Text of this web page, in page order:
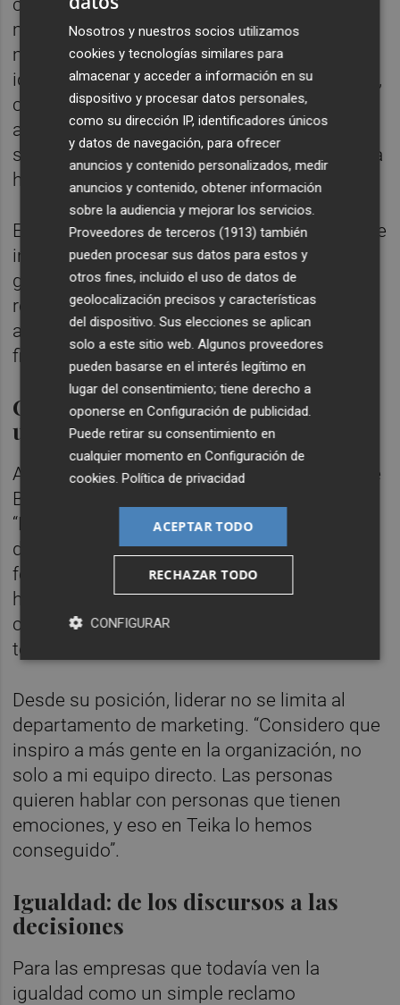
marketing o cómo debe expresarse una
marca liderada por una mujer. “Nos hemos
ido al otro extremo: un marketing emocional,
con una narrativa centrada en la igualdad, y
aunque me he sentido extraña a veces en el
sector, ha sido justamente eso lo que nos ha
hecho distintos”, señala.
Esa diferencia también ha sido una fuente de
inspiración para otras mujeres. “Una de las
grandes barreras ha sido la falta de
referentes. Ahora tenemos más, pero hace
años apenas teníamos mujeres en las que
fijarnos o de las que aprender”, reflexiona.
Cuidar a las personas también es
una estrategia de marca
Aunque los resultados importan, la visión de
Barber pone a las personas en el centro.
“Muchos nos preguntan cuál es el retorno
directo de campañas como la del deporte
femenino, pero no se trata de números. Lo
hacemos desde un lugar emocional, porque
creemos en ello, y sabemos que eso acaba
teniendo un impacto positivo”, explica.
Desde su posición, liderar no se limita al
departamento de marketing. “Considero que
inspiro a más gente en la organización, no
solo a mi equipo directo. Las personas
quieren hablar con personas que tienen
emociones, y eso en Teika lo hemos
conseguido”.
Igualdad: de los discursos a las
decisiones
Para las empresas que todavía ven la
igualdad como un simple reclamo
Nosotros y nuestros socios utilizamos
cookies y tecnologías similares para
almacenar y acceder a información en su
dispositivo y procesar datos personales,
como su dirección IP, identificadores únicos
y datos de navegación, para ofrecer
anuncios y contenido personalizados, medir
anuncios y contenido, obtener información
sobre la audiencia y mejorar los servicios.
Proveedores de terceros (1913) también
pueden procesar sus datos para estos y
otros fines, incluido el uso de datos de
geolocalización precisos y características
del dispositivo. Sus elecciones se aplican
solo a este sitio web. Algunos proveedores
pueden basarse en el interés legítimo en
lugar del consentimiento; tiene derecho a
oponerse enConfiguración de publicidad
Puede retirar su consentimiento en
cualquier momento enConfiguración de
cookies .Política de privacidad
ACEPTAR TODO
RECHAZAR TODO
CONFIGURAR